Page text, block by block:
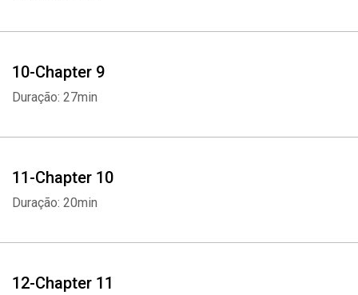
10-Chapter 9
Duração: 27min
11-Chapter 10
Duração: 20min
12-Chapter 11